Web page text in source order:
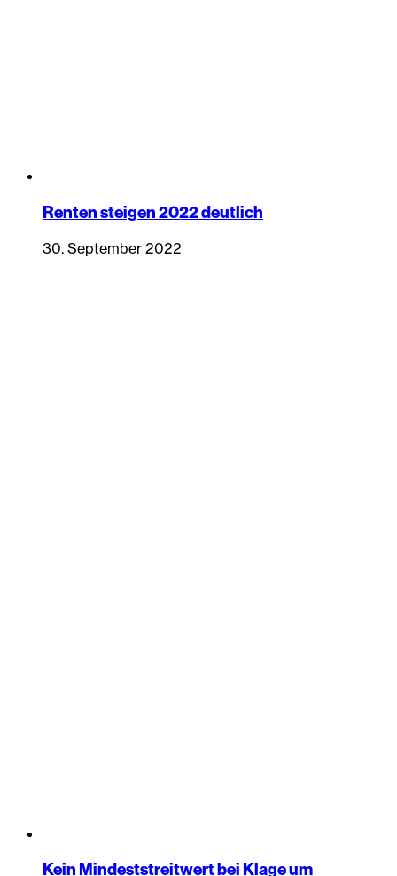
Renten steigen 2022 deutlich
30. September 2022
Kein Mindeststreitwert bei Klage um